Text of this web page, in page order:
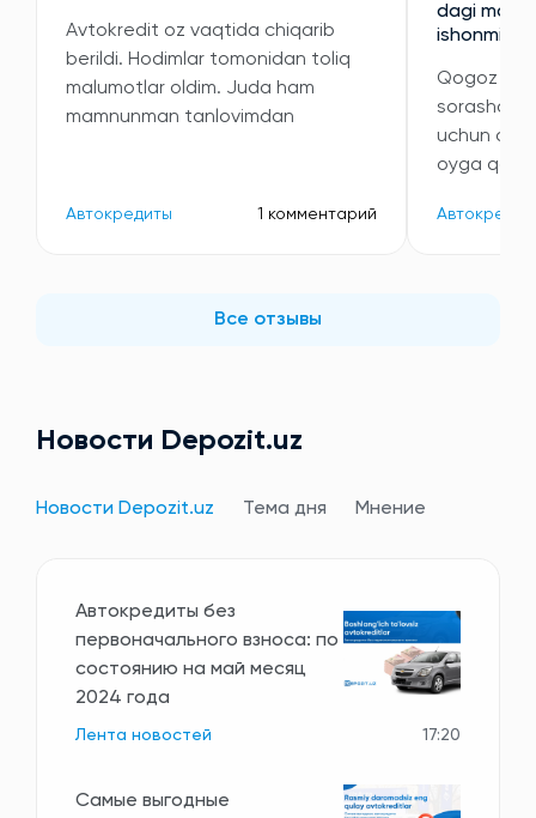
Avtokredit oz vaqtida chiqarib
berildi. Hodimlar tomonidan toliq
malumotlar oldim. Juda ham
mamnunman tanlovimdan
Автокредиты 1 комментарий
dagi
ishonmidi
Qogoz
sorashdi
uchun
oyga
Все отзывы
Новости Depozit.uz
Новости Depozit.uz Тема дня Мнение
Автокредиты без
первоначального взноса: по
состоянию на май месяц
2024 года
Лента новостей 17:20
Самые выгодные